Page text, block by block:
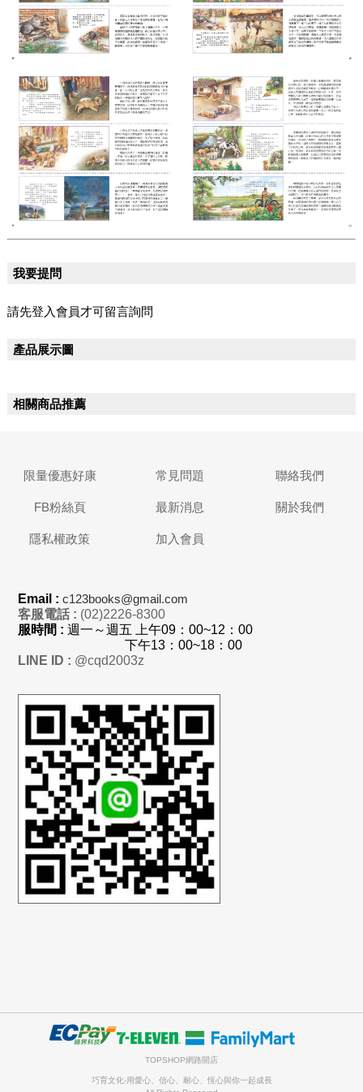
我要提問
請先登入會員才可留言詢問
產品展示圖
相關商品推薦
限量優惠好康 常見問題 聯絡我們
FB粉絲頁 最新消息 關於我們
隱私權政策 加入會員
Email :c123books@gmail.com
客服電話 : (02)2226-8300
服時間 :週一～週五 上午09：00~12：00
下午13：00~18：00
LINE ID : @cqd2003z
TOPSHOP網路開店
巧育文化-用愛心、信心、耐心、恆心與你一起成長